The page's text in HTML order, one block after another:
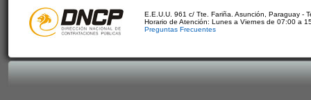
E.E.U.U. 961 c/ Tte. Fariña. Asunción, Paraguay -
Horario de Atención: Lunes a Viernes de 07:00 a
Preguntas Frecuentes